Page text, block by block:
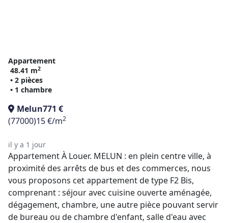
Appartement
48.41 m2
• 2 pièces
• 1 chambre
Melun771 €
(77000)15 €/m2
il y a 1 jour
Appartement À Louer. MELUN : en plein centre ville, à
proximité des arrêts de bus et des commerces, nous
vous proposons cet appartement de type F2 Bis,
comprenant : séjour avec cuisine ouverte aménagée,
dégagement, chambre, une autre pièce pouvant servir
de bureau ou de chambre d'enfant, salle d'eau avec